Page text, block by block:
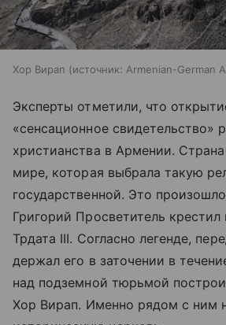
Хор Вирап источник: Armenian-German
Эксперты отметили, что
«сенсационное свидетельство»
христианства в Армении.
мире, которая выбрала такую
государственной. Это
Григорий Просветитель
Трдата III. Согласно легенде,
держал его в заточении в
над подземной тюрьмой
Хор Вирап. Именно рядом с ним